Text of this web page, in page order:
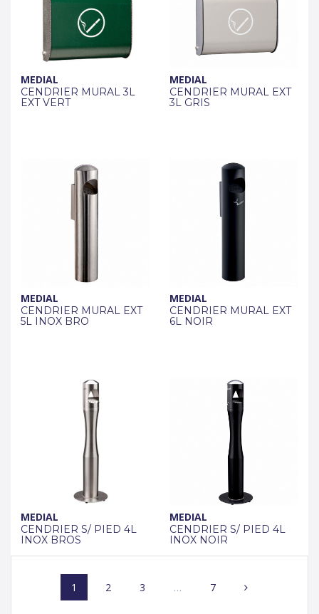
MEDIAL
CENDRIER MURAL 3L
EXT VERT
MEDIAL
CENDRIER MURAL EXT
3L GRIS
MEDIAL
CENDRIER MURAL EXT
5L INOX BRO
MEDIAL
CENDRIER MURAL EXT
6L NOIR
MEDIAL
CENDRIER S/ PIED 4L
INOX BROS
MEDIAL
CENDRIER S/ PIED 4L
INOX NOIR
Posts
navigation
Page
1 Page
2 Page
3 … Page
7